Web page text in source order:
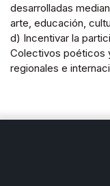
desarrolladas
arte, educación,
d) Incentivar la
Colectivos poéticos
regionales e